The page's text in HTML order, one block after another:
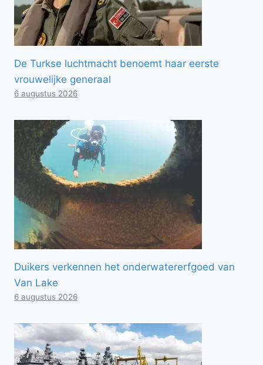
De Turkse luchtmacht benoemt haar eerste
vrouwelijke generaal
6 augustus 2026
Duikers verkennen het onderwatererfgoed van
Van Lake
6 augustus 2026